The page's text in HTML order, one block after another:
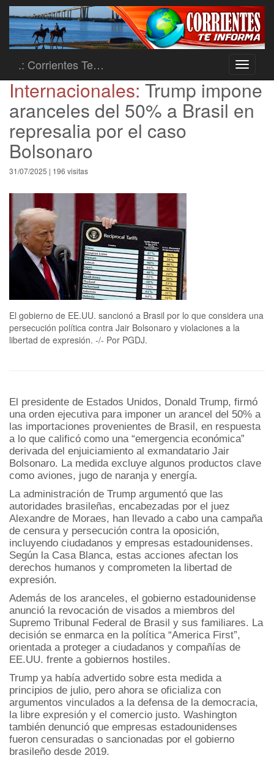
Toggle
.: Corrientes Te…
Internacionales: Trump impone
aranceles del 50% a Brasil en
represalia por el caso
Bolsonaro
31/07/2025 | 196 visitas
El gobierno de EE.UU. sancionó a Brasil por lo que considera una
persecución política contra Jair Bolsonaro y violaciones a la
libertad de expresión. -/- Por PGDJ.
El presidente de Estados Unidos, Donald Trump, firmó
una orden ejecutiva para imponer un arancel del 50% a
las importaciones provenientes de Brasil, en respuesta
a lo que calificó como una “emergencia económica”
derivada del enjuiciamiento al exmandatario Jair
Bolsonaro. La medida excluye algunos productos clave
como aviones, jugo de naranja y energía.
La administración de Trump argumentó que las
autoridades brasileñas, encabezadas por el juez
Alexandre de Moraes, han llevado a cabo una campaña
de censura y persecución contra la oposición,
incluyendo ciudadanos y empresas estadounidenses.
Según la Casa Blanca, estas acciones afectan los
derechos humanos y comprometen la libertad de
expresión.
Además de los aranceles, el gobierno estadounidense
anunció la revocación de visados a miembros del
Supremo Tribunal Federal de Brasil y sus familiares. La
decisión se enmarca en la política “America First”,
orientada a proteger a ciudadanos y compañías de
EE.UU. frente a gobiernos hostiles.
Trump ya había advertido sobre esta medida a
principios de julio, pero ahora se oficializa con
argumentos vinculados a la defensa de la democracia,
la libre expresión y el comercio justo. Washington
también denunció que empresas estadounidenses
fueron censuradas o sancionadas por el gobierno
brasileño desde 2019.